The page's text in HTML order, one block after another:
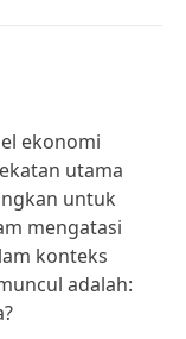
ekonomi
utama
untuk
mengatasi
konteks
adalah: